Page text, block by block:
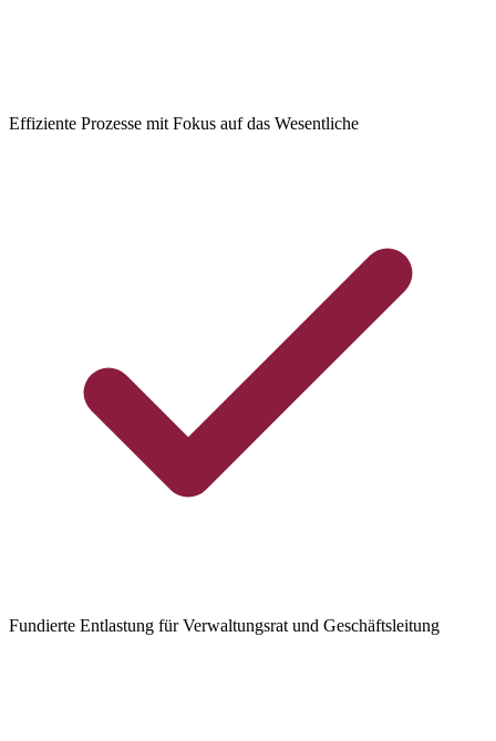
Effiziente Prozesse mit Fokus auf das Wesentliche
Fundierte Entlastung für Verwaltungsrat und Geschäftsleitung